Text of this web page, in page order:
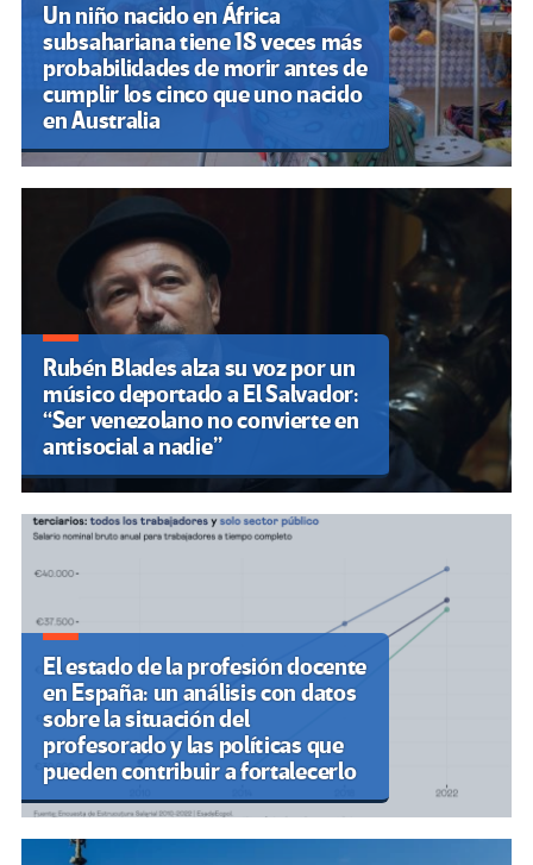
Un niño nacido en África
subsahariana tiene 18 veces más
probabilidades de morir antes de
cumplir los cinco que uno nacido
en Australia
Rubén Blades alza su voz por un
músico deportado a El Salvador:
“Ser venezolano no convierte en
antisocial a nadie”
El estado de la profesión docente
en España: un análisis con datos
sobre la situación del
profesorado y las políticas que
pueden contribuir a fortalecerlo